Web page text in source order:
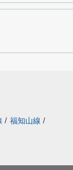
/ 福知山線 /